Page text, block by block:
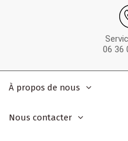
06 36
À propos de nous
Nous contacter